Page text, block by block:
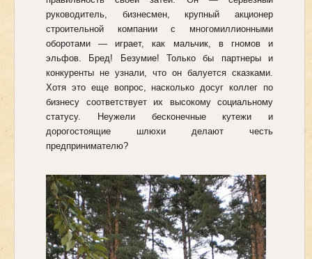
руководитель, бизнесмен, крупный акционер
строительной компании с многомиллионными
оборотами — играет, как мальчик, в гномов и
эльфов. Бред! Безумие! Только бы партнеры и
конкуренты не узнали, что он балуется сказками.
Хотя это еще вопрос, насколько досуг коллег по
бизнесу соответствует их высокому социальному
статусу. Неужели бесконечные кутежи и
дорогостоящие шлюхи делают честь
предпринимателю?